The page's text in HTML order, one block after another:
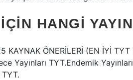
HANGI
KAYNAK ÖNERİLERİ (EN İYİ TYT
Yayınları TYT.Endemik
TYT.